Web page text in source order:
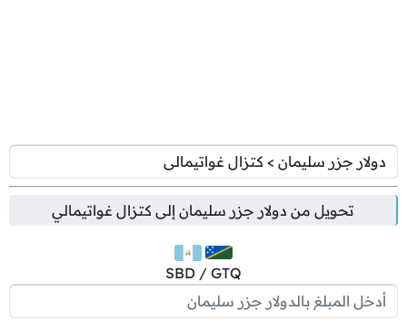
تحويل من دولار جزر سليمان إلى كتزال غواتيمالي
SBD / GTQ